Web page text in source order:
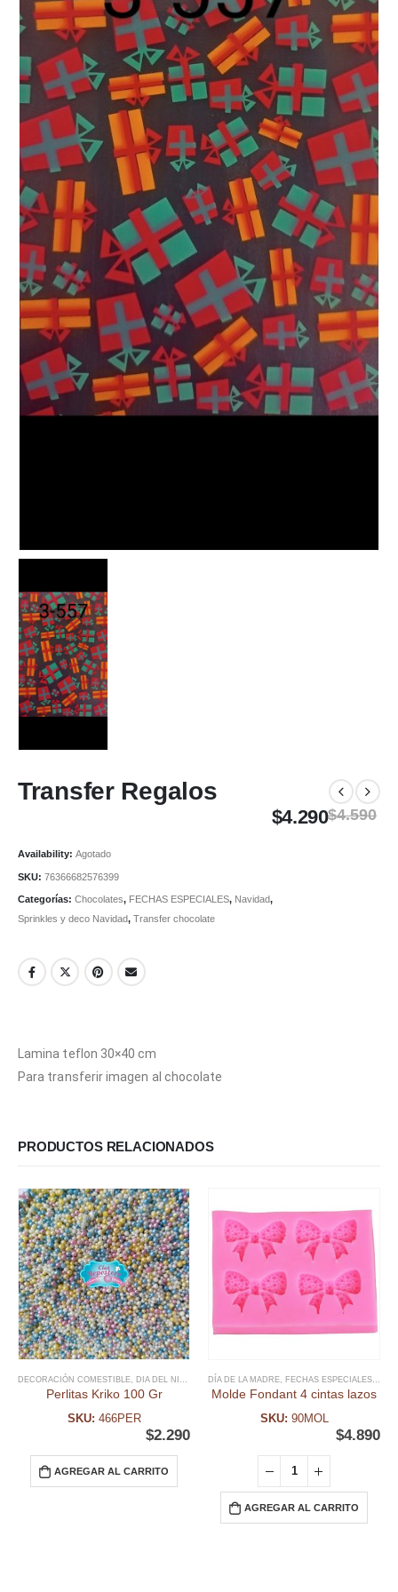
Transfer Regalos
$4.590
$4.290
Availability: Agotado
SKU: 76366682576399
Categorías: Chocolates, FECHAS ESPECIALES, Navidad,
Sprinkles y deco Navidad, Transfer chocolate
Lamina teflon 30×40 cm
Para transferir imagen al chocolate
PRODUCTOS RELACIONADOS
DECORACIÓN COMESTIBLE DIA DEL NIÑO Y TEMATICAS , FECHAS ESPECIALES,MIX
Perlitas Kriko 100 Gr
SKU: 466PER
$2.290
AGREGAR AL CARRITO
DÍA DE LA MADRE FECHAS ESPECIALES
Molde Fondant 4 cintas lazos
SKU: 90MOL
$4.890
AGREGAR AL CARRITO